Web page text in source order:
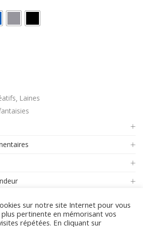
Laines
sur notre site Internet pour vous
pertinente en mémorisant vos
répétées. En cliquant sur